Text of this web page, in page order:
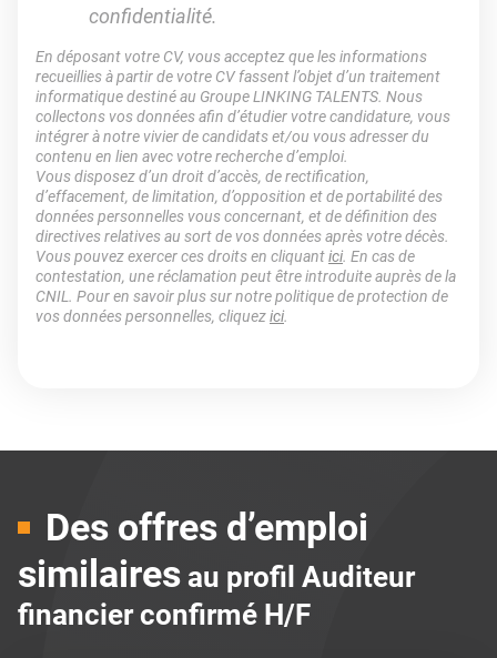
confidentialité.
En déposant votre CV, vous acceptez que les informations
recueillies à partir de votre CV fassent l’objet d’un traitement
informatique destiné au Groupe LINKING TALENTS. Nous
collectons vos données afin d’étudier votre candidature, vous
intégrer à notre vivier de candidats et/ou vous adresser du
contenu en lien avec votre recherche d’emploi.
Vous disposez d’un droit d’accès, de rectification,
d’effacement, de limitation, d’opposition et de portabilité des
données personnelles vous concernant, et de définition des
directives relatives au sort de vos données après votre décès.
Vous pouvez exercer ces droits en cliquantici. En cas de
contestation, une réclamation peut être introduite auprès de la
CNIL. Pour en savoir plus sur notre politique de protection de
vos données personnelles, cliquezici.
Des offres d’emploi
similaires au profil Auditeur
financier confirmé H/F